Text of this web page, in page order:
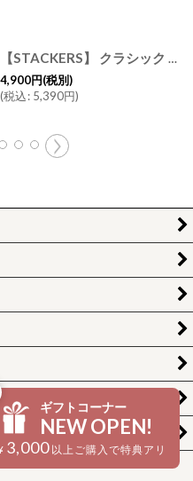
【STACKERS】 クラシック ジュエリーボックス 5sec ダスキー ブルー Dusky Blue スタッカーズ イギリス ロンドン
4,900円(税別)
(税込: 5,390円)
ギフトコーナー
NEW OPEN!
3,000 以上ご購入で特典アリ